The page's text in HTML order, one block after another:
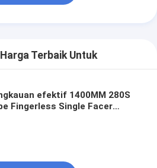
Terbaik Untuk
efektif 1400MM 280S
Fingerless Single Facer